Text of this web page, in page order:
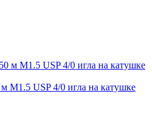
М1.5 USP 4/0 игла на катушке